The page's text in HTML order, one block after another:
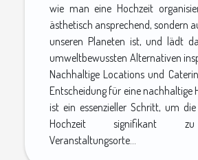
wie man eine Hochzeit
ästhetisch ansprechend, sondern
unseren Planeten ist, und lädt
umweltbewussten Alternativen
Nachhaltige Locations und
Entscheidung für eine nachhaltige
ist ein essenzieller Schritt, um
Hochzeit signifikant zu
Veranstaltungsorte...